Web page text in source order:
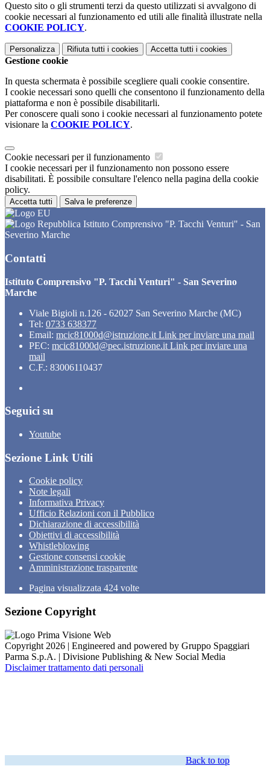
Questo sito o gli strumenti terzi da questo utilizzati si avvalgono di
cookie necessari al funzionamento ed utili alle finalità illustrate nella
COOKIE POLICY.
Personalizza Rifiuta tutti i cookies Accetta tutti i cookies
Gestione cookie
In questa schermata è possibile scegliere quali cookie consentire.
I cookie necessari sono quelli che consentono il funzionamento della
piattaforma e non è possibile disabilitarli.
Per conoscere quali sono i cookie necessari al funzionamento potete
visionare la COOKIE POLICY.
Cookie necessari per il funzionamento
I cookie necessari per il funzionamento non possono essere
disabilitati. È possibile consultare l'elenco nella pagina della cookie
policy.
Accetta tutti Salva le preferenze
Istituto Comprensivo "P. Tacchi Venturi" - San
Severino Marche
Contatti
Istituto Comprensivo "P. Tacchi Venturi" - San Severino
Marche
Viale Bigioli n.126 - 62027 San Severino Marche (MC)
Tel: 0733 638377
Email: mcic81000d@istruzione.it Link per inviare una mail
PEC: mcic81000d@pec.istruzione.it Link per inviare una
mail
C.F.: 83006110437
Seguici su
Youtube
Sezione Link Utili
Cookie policy
Note legali
Informativa Privacy
Ufficio Relazioni con il Pubblico
Dichiarazione di accessibilità
Obiettivi di accessibilità
Whistleblowing
Gestione consensi cookie
Amministrazione trasparente
Pagina visualizzata 424 volte
Sezione Copyright
Copyright 2026 | Engineered and powered by Gruppo Spaggiari
Parma S.p.A. | Divisione Publishing & New Social Media
Disclaimer trattamento dati personali
Back to top